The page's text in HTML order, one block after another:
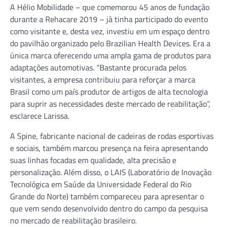
A Hélio Mobilidade – que comemorou 45 anos de fundação
durante a Rehacare 2019 – já tinha participado do evento
como visitante e, desta vez, investiu em um espaço dentro
do pavilhão organizado pelo Brazilian Health Devices. Era a
única marca oferecendo uma ampla gama de produtos para
adaptações automotivas. “Bastante procurada pelos
visitantes, a empresa contribuiu para reforçar a marca
Brasil como um país produtor de artigos de alta tecnologia
para suprir as necessidades deste mercado de reabilitação”,
esclarece Larissa.
A Spine, fabricante nacional de cadeiras de rodas esportivas
e sociais, também marcou presença na feira apresentando
suas linhas focadas em qualidade, alta precisão e
personalização. Além disso, o LAIS (Laboratório de Inovação
Tecnológica em Saúde da Universidade Federal do Rio
Grande do Norte) também compareceu para apresentar o
que vem sendo desenvolvido dentro do campo da pesquisa
no mercado de reabilitação brasileiro.